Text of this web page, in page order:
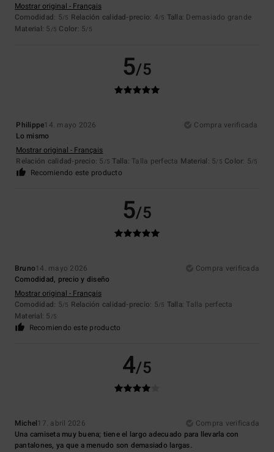
Mostrar original - Français
Comodidad: 5/5 Relación calidad-precio: 4/5 Talla: Demasiado grande
Material: 5 /5 Color: 5/5
5/5
Philippe14. mayo 2026
Compra verificada
Lo mismo
Mostrar original - Français
Relación calidad-precio: 5 /5 Talla: Talla perfecta Material: 5/5 Color: 5/5
Recomiendo este producto
5/5
Bruno14. mayo 2026
Compra verificada
Comodidad, precio y diseño
Mostrar original - Français
Comodidad: 5/5 Relación calidad-precio: 5/5 Talla: Talla perfecta
Material: 5 /5
Recomiendo este producto
4/5
Michel17. abril 2026
Compra verificada
Una camiseta muy buena; tiene el largo adecuado para llevarla con
pantalones, ya que a menudo son demasiado largas.